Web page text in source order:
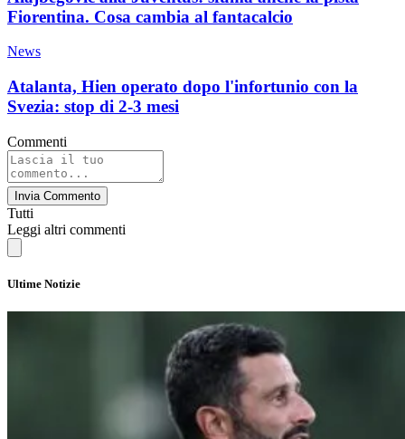
Fiorentina. Cosa cambia al fantacalcio
News
Atalanta, Hien operato dopo l'infortunio con la
Svezia: stop di 2-3 mesi
Commenti
Invia Commento
Tutti
Leggi altri commenti
Ultime Notizie